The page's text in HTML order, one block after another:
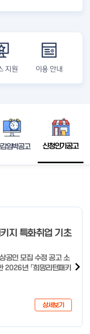
지원 이용 안내
임박공고 신청인기공고
지 특화취업 기초
공인 모집 수정 공고 소
2026년 「희망리턴패키
합니다. '26.6.2(화)은
함에 따라 기초교육
3 모집 재개) □ 사업명:
폐업(예정) 소상공인
** 기초교육 신청 가능
상세보기